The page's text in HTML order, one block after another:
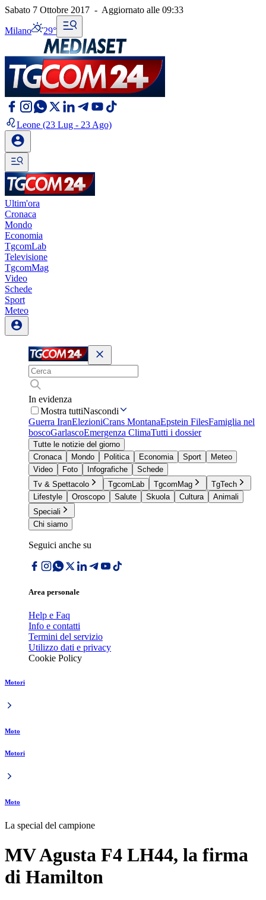
Sabato 7 Ottobre 2017 - Aggiornato alle 09:33
Milano 29°
Leone (23 Lug - 23 Ago)
Ultim'ora
Cronaca
Mondo
Economia
TgcomLab
Televisione
TgcomMag
Video
Schede
Sport
Meteo
In evidenza
Mostra tuttiNascondi
Guerra IranElezioniCrans MontanaEpstein FilesFamiglia nel
boscoGarlascoEmergenza ClimaTutti i dossier
Tutte le notizie del giorno
Cronaca
Mondo Politica Economia Sport
Meteo
Video
Foto Infografiche
Schede
Tv & Spettacolo
TgcomLab TgcomMag
TgTech
Lifestyle
Oroscopo Salute Skuola Cultura
Animali
Speciali
Chi siamo
Seguici anche su
Area personale
Help e Faq
Info e contatti
Termini del servizio
Utilizzo dati e privacy
Cookie Policy
Motori
Moto
Motori
Moto
La special del campione
MV Agusta F4 LH44, la firma
di Hamilton